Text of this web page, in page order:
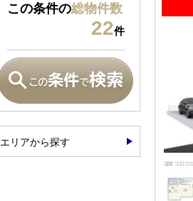
この条件の総物件数
22件
エリアから探す